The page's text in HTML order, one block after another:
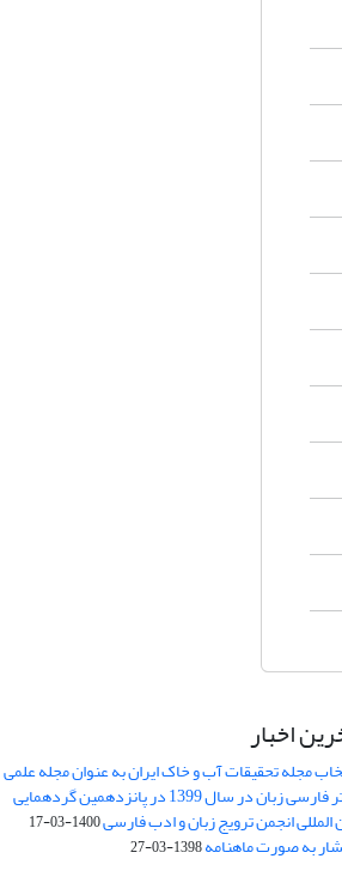
اخبار
مجله تحقیقات آب و خاک ایران به عنوان مجله علمی
برتر فارسی زبان در سال 1399 در پانزدهمین گردهمایی
المللی انجمن ترویج زبان و ادب فارسی1400-03-17
به صورت ماهنامه1398-03-27